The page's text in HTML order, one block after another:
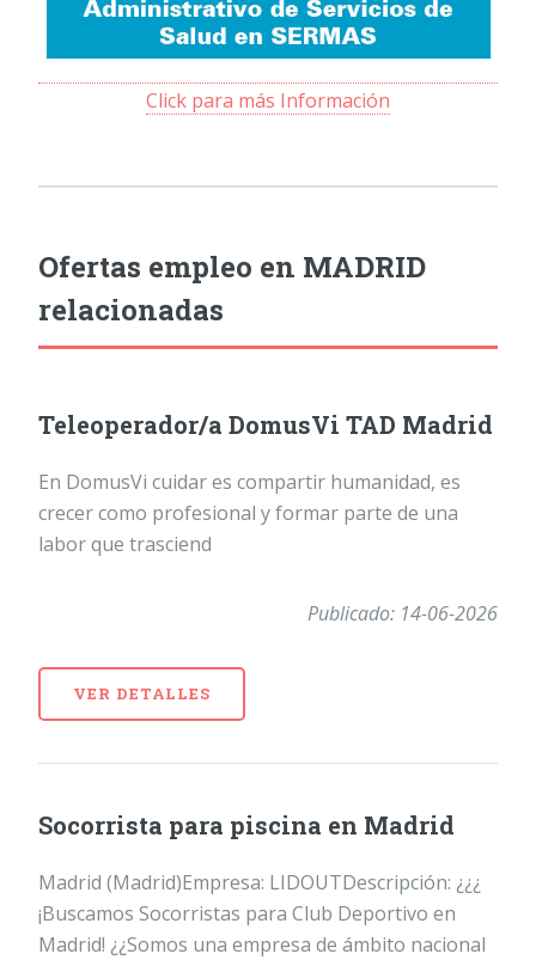
Click para más Información
Ofertas empleo en MADRID
relacionadas
Teleoperador/a DomusVi TAD Madrid
En DomusVi cuidar es compartir humanidad, es
crecer como profesional y formar parte de una
labor que trasciend
Publicado: 14-06-2026
VER DETALLES
Socorrista para piscina en Madrid
Madrid (Madrid)Empresa: LIDOUTDescripción: ¿¿¿
¡Buscamos Socorristas para Club Deportivo en
Madrid! ¿¿Somos una empresa de ámbito nacional